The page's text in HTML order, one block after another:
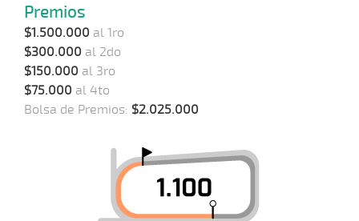
Premios
$1.500.000 al 1ro
$300.000 al 2do
$150.000 al 3ro
$75.000 al 4to
Bolsa de Premios: $2.025.000